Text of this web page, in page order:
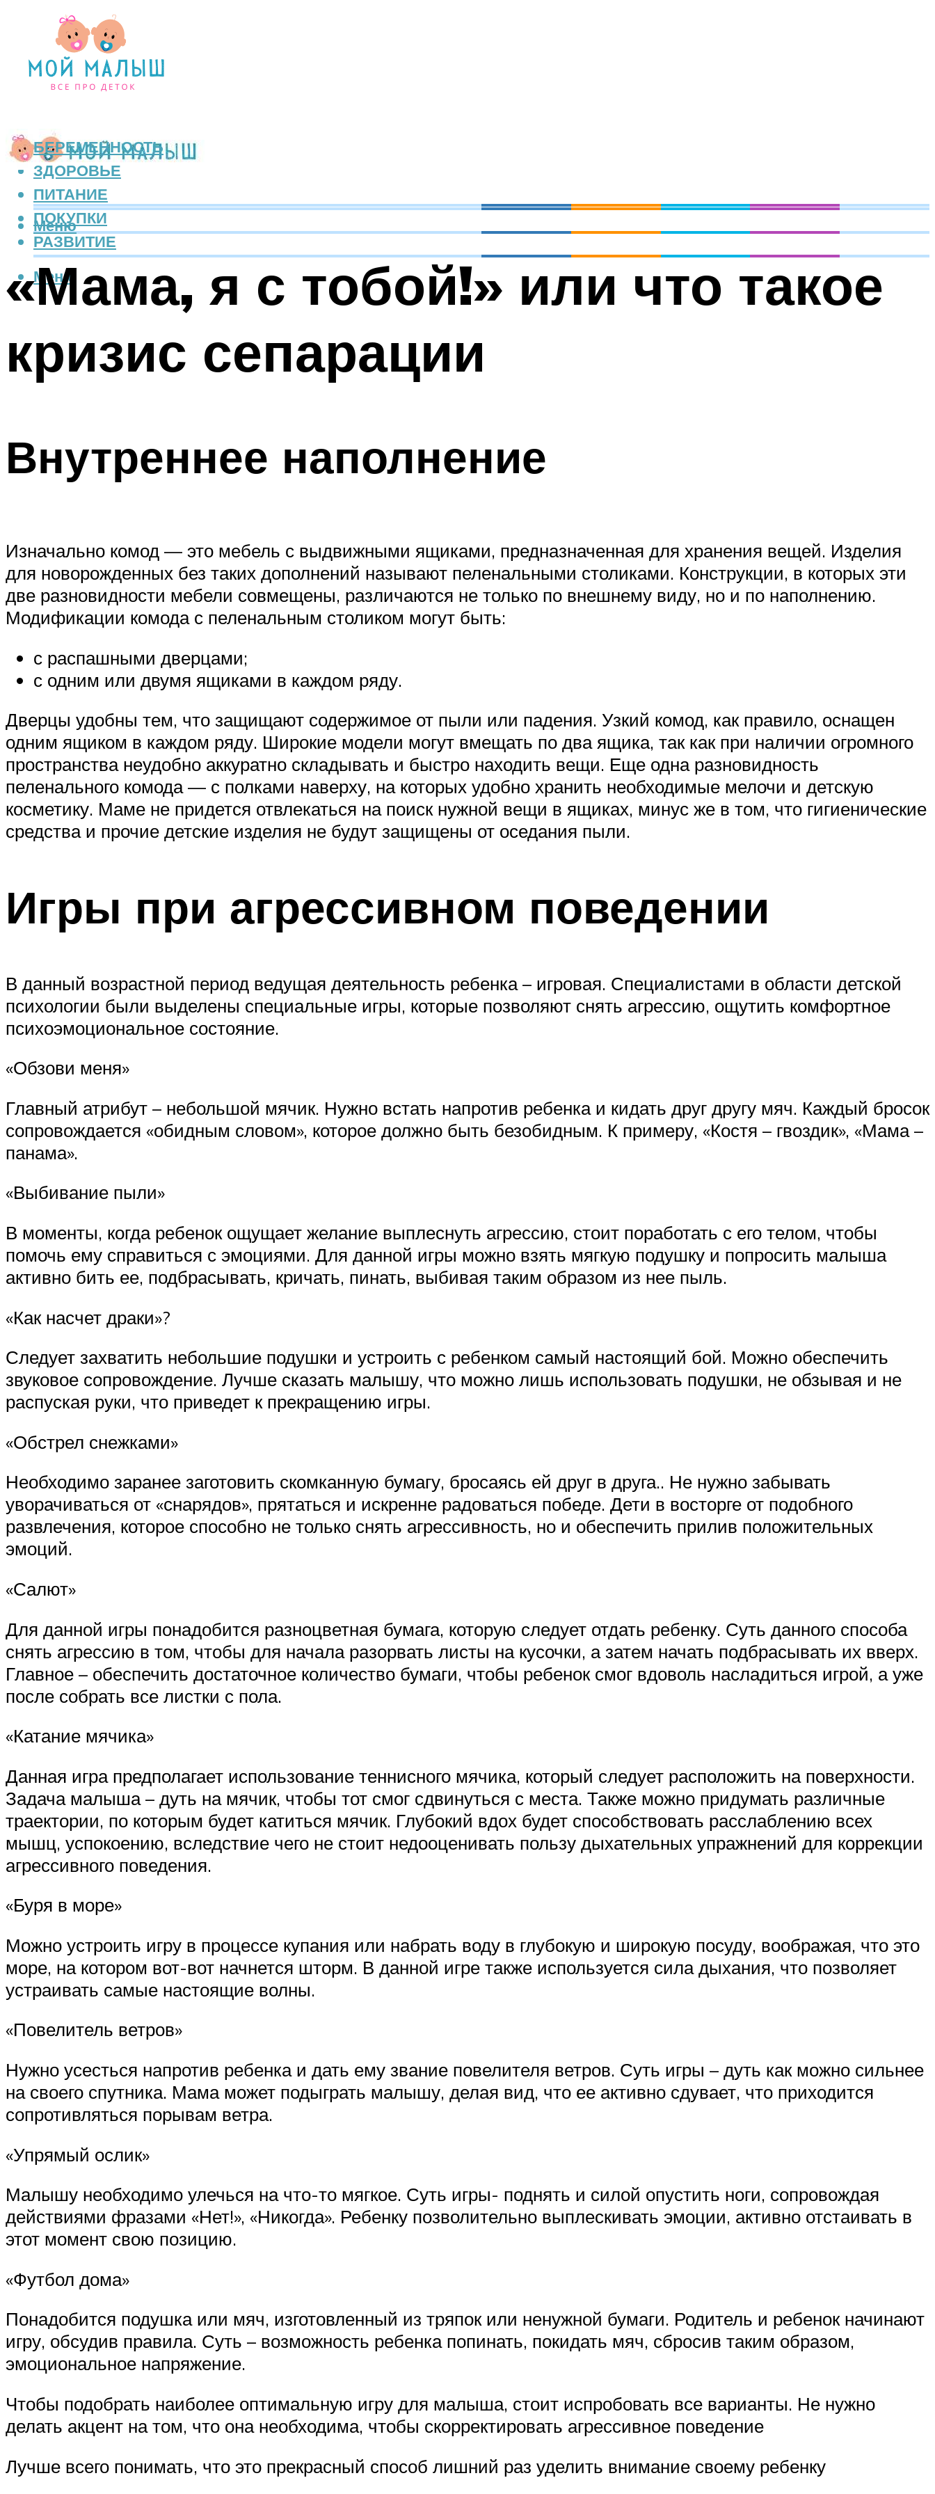
БЕРЕМЕННОСТЬ
ЗДОРОВЬЕ
ПИТАНИЕ
ПОКУПКИ
РАЗВИТИЕ
Меню
Меню
«Мама, я с тобой!» или что такое
кризис сепарации
Внутреннее наполнение
Изначально комод — это мебель с выдвижными ящиками, предназначенная для хранения вещей. Изделия
для новорожденных без таких дополнений называют пеленальными столиками. Конструкции, в которых эти
две разновидности мебели совмещены, различаются не только по внешнему виду, но и по наполнению.
Модификации комода с пеленальным столиком могут быть:
с распашными дверцами;
с одним или двумя ящиками в каждом ряду.
Дверцы удобны тем, что защищают содержимое от пыли или падения. Узкий комод, как правило, оснащен
одним ящиком в каждом ряду. Широкие модели могут вмещать по два ящика, так как при наличии огромного
пространства неудобно аккуратно складывать и быстро находить вещи. Еще одна разновидность
пеленального комода — с полками наверху, на которых удобно хранить необходимые мелочи и детскую
косметику. Маме не придется отвлекаться на поиск нужной вещи в ящиках, минус же в том, что гигиенические
средства и прочие детские изделия не будут защищены от оседания пыли.
Игры при агрессивном поведении
В данный возрастной период ведущая деятельность ребенка – игровая. Специалистами в области детской
психологии были выделены специальные игры, которые позволяют снять агрессию, ощутить комфортное
психоэмоциональное состояние.
«Обзови меня»
Главный атрибут – небольшой мячик. Нужно встать напротив ребенка и кидать друг другу мяч. Каждый бросок
сопровождается «обидным словом», которое должно быть безобидным. К примеру, «Костя – гвоздик», «Мама –
панама».
«Выбивание пыли»
В моменты, когда ребенок ощущает желание выплеснуть агрессию, стоит поработать с его телом, чтобы
помочь ему справиться с эмоциями. Для данной игры можно взять мягкую подушку и попросить малыша
активно бить ее, подбрасывать, кричать, пинать, выбивая таким образом из нее пыль.
«Как насчет драки»?
Следует захватить небольшие подушки и устроить с ребенком самый настоящий бой. Можно обеспечить
звуковое сопровождение. Лучше сказать малышу, что можно лишь использовать подушки, не обзывая и не
распуская руки, что приведет к прекращению игры.
«Обстрел снежками»
Необходимо заранее заготовить скомканную бумагу, бросаясь ей друг в друга.. Не нужно забывать
уворачиваться от «снарядов», прятаться и искренне радоваться победе. Дети в восторге от подобного
развлечения, которое способно не только снять агрессивность, но и обеспечить прилив положительных
эмоций.
«Салют»
Для данной игры понадобится разноцветная бумага, которую следует отдать ребенку. Суть данного способа
снять агрессию в том, чтобы для начала разорвать листы на кусочки, а затем начать подбрасывать их вверх.
Главное – обеспечить достаточное количество бумаги, чтобы ребенок смог вдоволь насладиться игрой, а уже
после собрать все листки с пола.
«Катание мячика»
Данная игра предполагает использование теннисного мячика, который следует расположить на поверхности.
Задача малыша – дуть на мячик, чтобы тот смог сдвинуться с места. Также можно придумать различные
траектории, по которым будет катиться мячик. Глубокий вдох будет способствовать расслаблению всех
мышц, успокоению, вследствие чего не стоит недооценивать пользу дыхательных упражнений для коррекции
агрессивного поведения.
«Буря в море»
Можно устроить игру в процессе купания или набрать воду в глубокую и широкую посуду, воображая, что это
море, на котором вот-вот начнется шторм. В данной игре также используется сила дыхания, что позволяет
устраивать самые настоящие волны.
«Повелитель ветров»
Нужно усесться напротив ребенка и дать ему звание повелителя ветров. Суть игры – дуть как можно сильнее
на своего спутника. Мама может подыграть малышу, делая вид, что ее активно сдувает, что приходится
сопротивляться порывам ветра.
«Упрямый ослик»
Малышу необходимо улечься на что-то мягкое. Суть игры- поднять и силой опустить ноги, сопровождая
действиями фразами «Нет!», «Никогда». Ребенку позволительно выплескивать эмоции, активно отстаивать в
этот момент свою позицию.
«Футбол дома»
Понадобится подушка или мяч, изготовленный из тряпок или ненужной бумаги. Родитель и ребенок начинают
игру, обсудив правила. Суть – возможность ребенка попинать, покидать мяч, сбросив таким образом,
эмоциональное напряжение.
Чтобы подобрать наиболее оптимальную игру для малыша, стоит испробовать все варианты. Не нужно
делать акцент на том, что она необходима, чтобы скорректировать агрессивное поведение
Лучше всего понимать, что это прекрасный способ лишний раз уделить внимание своему ребенку